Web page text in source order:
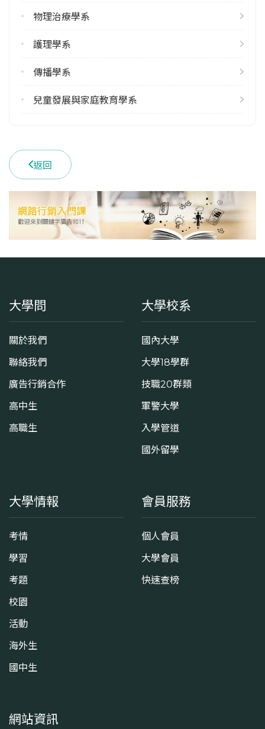
2
113學年度下學期
113學年度上學期
5
學系電話
(03)8572158 #22323
學系地址
花蓮縣花蓮市建國路二段880號
物理治療學系
護理學系
傳播學系
兒童發展與家庭教育學系
返回
大學問
關於我們
聯絡我們
廣告行銷合作
高中生
高職生
大學校系
國內大學
大學18學群
技職20群類
軍警大學
入學管道
國外留學
大學情報
考情
學習
考題
校園
活動
海外生
國中生
會員服務
個人會員
大學會員
快速查榜
網站資訊